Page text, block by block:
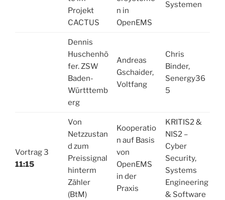
Projekt
CACTUS
n in
OpenEMS
Systemen
Dennis
Huschenhö
fer. ZSW
Baden-
Württtemb
erg
Andreas
Gschaider,
Voltfang
Chris
Binder,
Senergy36
5
Vortrag 3
11:15
Von
Netzzustan
d zum
Preissignal
hinterm
Zähler
(BtM)
Kooperatio
n auf Basis
von
OpenEMS
in der
Praxis
KRITIS2 &
NIS2 –
Cyber
Security,
Systems
Engineering
& Software